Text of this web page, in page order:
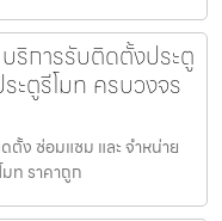
ริการรับติดตั้งประตู
ะตูรีโมท ครบวงจร
ตั้ง ซ่อมแซม และ จำหน่าย
ท ราคาถูก